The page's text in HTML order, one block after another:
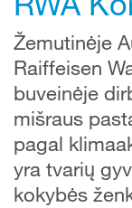
Žemutinėje
Raiffeisen
buveinėje
mišraus
pagal
yra tvarių
kokybės